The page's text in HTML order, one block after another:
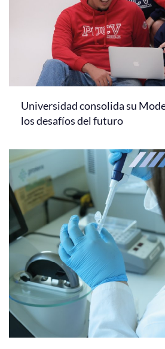
Universidad consolida su
los desafíos del futuro